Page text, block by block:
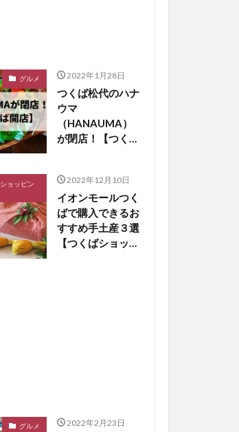
グルメ 2022年1月28日
つくば松代のハナ
ウマ
（HANAUMA）
が閉店！【つくば
ショッピン
2022年12月10日
イオンモールつく
ばで購入できるお
すすめ手土産３選
【つくばショッピ
グルメ 2022年2月23日